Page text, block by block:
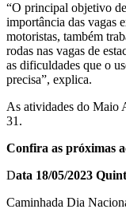
“O principal objetivo
importância das vagas
motoristas, também
rodas nas vagas de
as dificuldades que o
precisa”, explica.
As atividades do Maio
31.
Confira as próximas
Data 18/05/2023
Caminhada Dia